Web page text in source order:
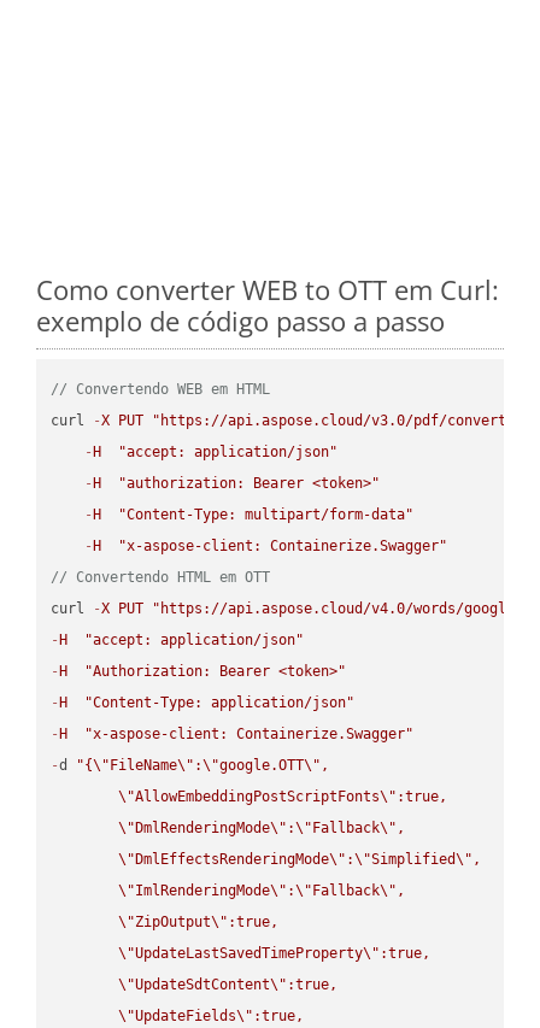
Como converter WEB to OTT em Curl:
exemplo de código passo a passo
// Convertendo WEB em HTML
curl
-X PUT
"https://api.aspose.cloud/v3.0/pdf/convert/
- H
"accept: application/json"
- H
"authorization: Bearer <token>"
- H
"Content-Type: multipart/form-data"
- H
"x-aspose-client: Containerize.Swagger"
// Convertendo HTML em OTT
curl
-X PUT
"https://api.aspose.cloud/v4.0/words/
- H
"accept: application/json"
- H
"Authorization: Bearer <token>"
- H
"Content-Type: application/json"
- H
"x-aspose-client: Containerize.Swagger"
-d "{\" FileName\" :\"google.OTT\" ,
\"AllowEmbeddingPostScriptFonts\" :true,
\" DmlRenderingMode\" :\" Fallback\" ,
\" DmlEffectsRenderingMode\" :\"Simplified\" ,
\"ImlRenderingMode\" :\" Fallback\" ,
\"ZipOutput\" :true,
\"UpdateLastSavedTimeProperty\" :true,
\"UpdateSdtContent\" :true,
\"UpdateFields\" :true,